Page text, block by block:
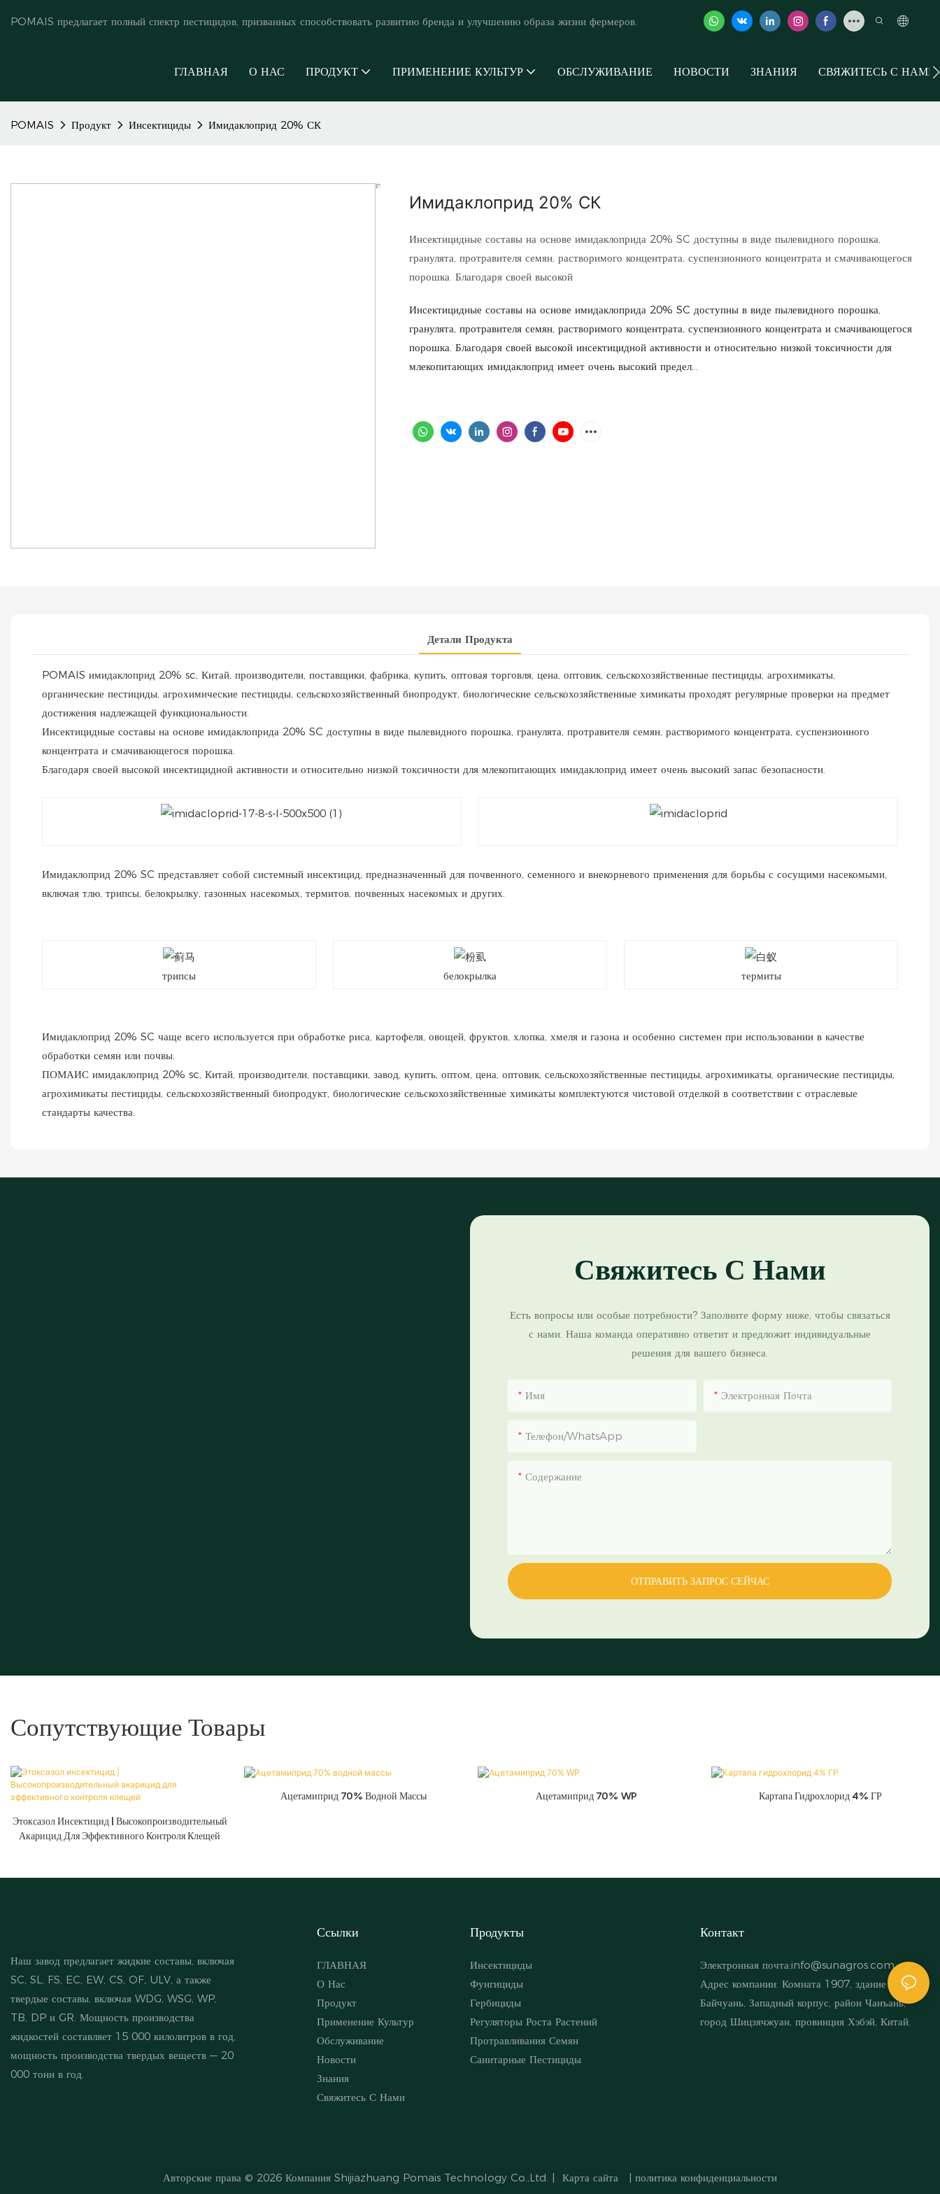
POMAIS предлагает полный спектр пестицидов, призванных способствовать развитию бренда и улучшению образа жизни фермеров.
ГЛАВНАЯ О НАС ПРОДУКТ ПРИМЕНЕНИЕ КУЛЬТУР ОБСЛУЖИВАНИЕ НОВОСТИ ЗНАНИЯ СВЯЖИТЕСЬ С НАМИ
POMAIS Продукт Инсектициды Имидаклоприд 20% СК
Имидаклоприд 20% СК
Инсектицидные составы на основе имидаклоприда 20% SC доступны в виде пылевидного порошка,
гранулята, протравителя семян, растворимого концентрата, суспензионного концентрата и смачивающегося
порошка. Благодаря своей высокой
Инсектицидные составы на основе имидаклоприда 20% SC доступны в виде пылевидного порошка,
гранулята, протравителя семян, растворимого концентрата, суспензионного концентрата и смачивающегося
порошка. Благодаря своей высокой инсектицидной активности и относительно низкой токсичности для
млекопитающих имидаклоприд имеет очень высокий предел...
Детали Продукта
POMAIS имидаклоприд 20% sc, Китай, производители, поставщики, фабрика, купить, оптовая торговля, цена, оптовик, сельскохозяйственные пестициды, агрохимикаты,
органические пестициды, агрохимические пестициды, сельскохозяйственный биопродукт, биологические сельскохозяйственные химикаты проходят регулярные проверки на предмет
достижения надлежащей функциональности.
Инсектицидные составы на основе имидаклоприда 20% SC доступны в виде пылевидного порошка, гранулята, протравителя семян, растворимого концентрата, суспензионного
концентрата и смачивающегося порошка.
Благодаря своей высокой инсектицидной активности и относительно низкой токсичности для млекопитающих имидаклоприд имеет очень высокий запас безопасности.
Имидаклоприд 20% SC представляет собой системный инсектицид, предназначенный для почвенного, семенного и внекорневого применения для борьбы с сосущими насекомыми,
включая тлю, трипсы, белокрылку, газонных насекомых, термитов, почвенных насекомых и других.
трипсы белокрылка термиты
Имидаклоприд 20% SC чаще всего используется при обработке риса, картофеля, овощей, фруктов, хлопка, хмеля и газона и особенно системен при использовании в качестве
обработки семян или почвы.
ПОМАИС имидаклоприд 20% sc, Китай, производители, поставщики, завод, купить, оптом, цена, оптовик, сельскохозяйственные пестициды, агрохимикаты, органические пестициды,
агрохимикаты пестициды, сельскохозяйственный биопродукт, биологические сельскохозяйственные химикаты комплектуются чистовой отделкой в ​​соответствии с отраслевые
стандарты качества.
Свяжитесь С Нами
Есть вопросы или особые потребности? Заполните форму ниже, чтобы связаться
с нами. Наша команда оперативно ответит и предложит индивидуальные
решения для вашего бизнеса.
Имя Электронная Почта
Телефон/WhatsApp
Содержание
ОТПРАВИТЬ ЗАПРОС СЕЙЧАС
Сопутствующие Товары
Этоксазол Инсектицид | Высокопроизводительный
Акарицид Для Эффективного Контроля Клещей
Ацетамиприд 70% Водной Массы Ацетамиприд 70% WP Картапа Гидрохлорид 4% ГР
Наш завод предлагает жидкие составы, включая
SC, SL, FS, EC, EW, CS, OF, ULV, а также
твердые составы, включая WDG, WSG, WP,
TB, DP и GR. Мощность производства
жидкостей составляет 15 000 килолитров в год,
мощность производства твердых веществ — 20
000 тонн в год.
Ссылки
ГЛАВНАЯ
О Нас
Продукт
Применение Культур
Обслуживание
Новости
Знания
Свяжитесь С Нами
Продукты
Инсектициды
Фунгициды
Гербициды
Регуляторы Роста Растений
Протравливания Семян
Санитарные Пестициды
Контакт
Электронная почта:info@sunagros.com
Адрес компании: Комната 1907, здание
Байчуань, Западный корпус, район Чанъань,
город Шицзячжуан, провинция Хэбэй, Китай.
Авторские права © 2026 Компания Shijiazhuang Pomais Technology Co.,Ltd. Карта сайта политика конфиденциальности